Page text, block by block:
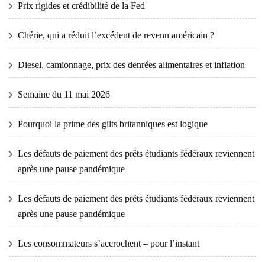
Prix ​​​​rigides et crédibilité de la Fed
Chérie, qui a réduit l’excédent de revenu américain ?
Diesel, camionnage, prix des denrées alimentaires et inflation
Semaine du 11 mai 2026
Pourquoi la prime des gilts britanniques est logique
Les défauts de paiement des prêts étudiants fédéraux reviennent
après une pause pandémique
Les défauts de paiement des prêts étudiants fédéraux reviennent
après une pause pandémique
Les consommateurs s’accrochent – ​​pour l’instant